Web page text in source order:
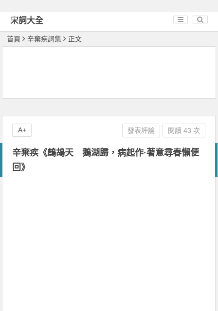
宋詞大全
首頁 辛棄疾詞集 正文
辛棄疾《鷓鴣天 鵝湖歸，病起作·著意尋春懶便
回》
發表評論 閱讀 43 次
A+